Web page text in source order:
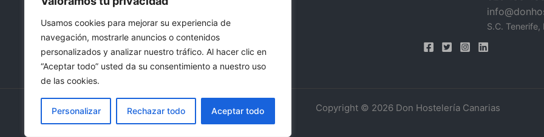
Usamos cookies para mejorar su experiencia de
navegación, mostrarle anuncios o contenidos
personalizados y analizar nuestro tráfico. Al hacer clic en
“Aceptar todo” usted da su consentimiento a nuestro uso
de las cookies.
Personalizar Rechazar todo Aceptar todo
Política de Privacidad
Cookies
Contacto
Condiciones de compra
Blog
S.C. Tenerife,
Copyright © 2026 Don Hostelería Canarias